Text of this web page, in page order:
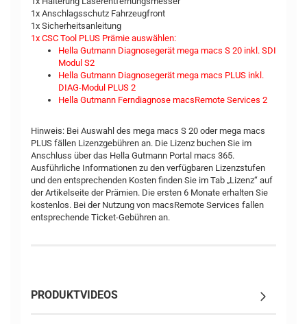
1x Anschlagsschutz Fahrzeugfront
1x Sicherheitsanleitung
1x CSC Tool PLUS Prämie auswählen:
Hella Gutmann Diagnosegerät mega macs S 20 inkl. SDI
Modul S2
Hella Gutmann Diagnosegerät mega macs PLUS inkl.
DIAG-​Modul PLUS 2
Hella Gutmann Ferndiagnose macsRemote Services 2
Hinweis: Bei Auswahl des mega macs S 20 oder mega macs
PLUS fällen Lizenzgebühren an. Die Lizenz buchen Sie im
Anschluss über das Hella Gutmann Portal macs 365.
Ausführliche Informationen zu den verfügbaren Lizenzstufen
und den entsprechenden Kosten finden Sie im Tab „Lizenz“ auf
der Artikelseite der Prämien. Die ersten 6 Monate erhalten Sie
kostenlos. Bei der Nutzung von macsRemote Services fallen
entsprechende Ticket-Gebühren an.
PRODUKTVIDEOS